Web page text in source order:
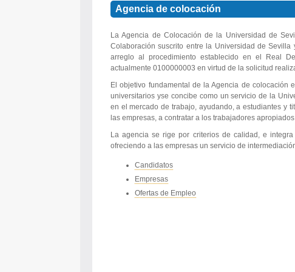
r
i
a
d
o
d
Agencia de colocación
La Agencia de Colocación de la Universidad de
Colaboración suscrito entre la Universidad de
arreglo al procedimiento establecido en el Real
actualmente 0100000003 en virtud de la solicitud
El objetivo fundamental de la Agencia de colocación
universitarios yse concibe como un servicio de la
en el mercado de trabajo, ayudando, a estudiantes y
las empresas, a contratar a los trabajadores
La agencia se rige por criterios de calidad, e
ofreciendo a las empresas un servicio de
Candidatos
Empresas
Ofertas de Empleo